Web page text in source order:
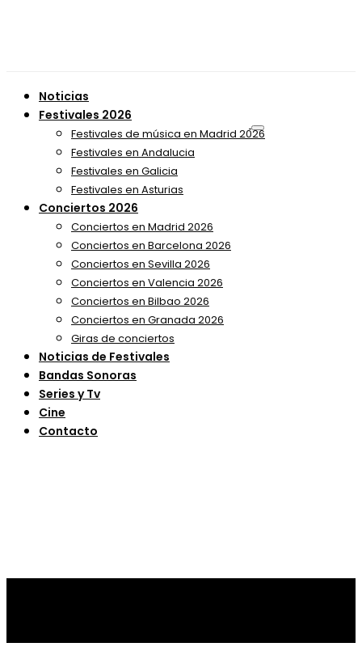
Noticias
Festivales 2026
Festivales de música en Madrid 2026
Festivales en Andalucia
Festivales en Galicia
Festivales en Asturias
Conciertos 2026
Conciertos en Madrid 2026
Conciertos en Barcelona 2026
Conciertos en Sevilla 2026
Conciertos en Valencia 2026
Conciertos en Bilbao 2026
Conciertos en Granada 2026
Giras de conciertos
Noticias de Festivales
Bandas Sonoras
Series y Tv
Cine
Contacto